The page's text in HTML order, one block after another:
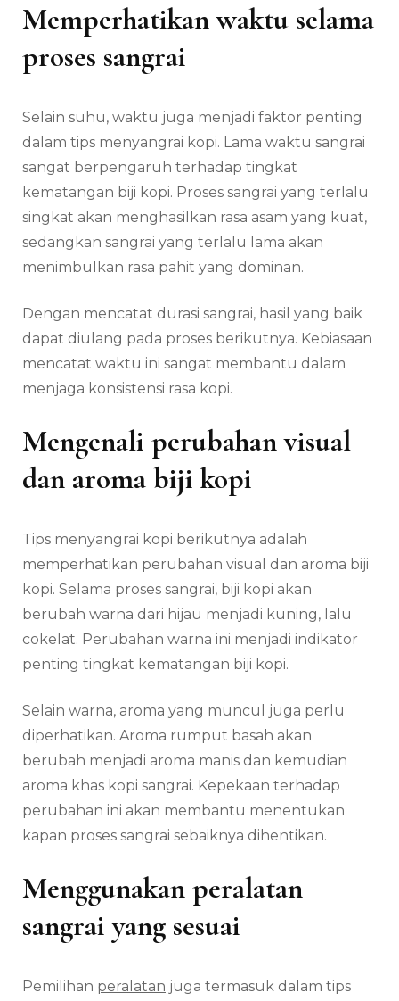
Memperhatikan waktu selama
proses sangrai
Selain suhu, waktu juga menjadi faktor penting
dalam tips menyangrai kopi. Lama waktu sangrai
sangat berpengaruh terhadap tingkat
kematangan biji kopi. Proses sangrai yang terlalu
singkat akan menghasilkan rasa asam yang kuat,
sedangkan sangrai yang terlalu lama akan
menimbulkan rasa pahit yang dominan.
Dengan mencatat durasi sangrai, hasil yang baik
dapat diulang pada proses berikutnya. Kebiasaan
mencatat waktu ini sangat membantu dalam
menjaga konsistensi rasa kopi.
Mengenali perubahan visual
dan aroma biji kopi
Tips menyangrai kopi berikutnya adalah
memperhatikan perubahan visual dan aroma biji
kopi. Selama proses sangrai, biji kopi akan
berubah warna dari hijau menjadi kuning, lalu
cokelat. Perubahan warna ini menjadi indikator
penting tingkat kematangan biji kopi.
Selain warna, aroma yang muncul juga perlu
diperhatikan. Aroma rumput basah akan
berubah menjadi aroma manis dan kemudian
aroma khas kopi sangrai. Kepekaan terhadap
perubahan ini akan membantu menentukan
kapan proses sangrai sebaiknya dihentikan.
Menggunakan peralatan
sangrai yang sesuai
Pemilihan peralatan juga termasuk dalam tips